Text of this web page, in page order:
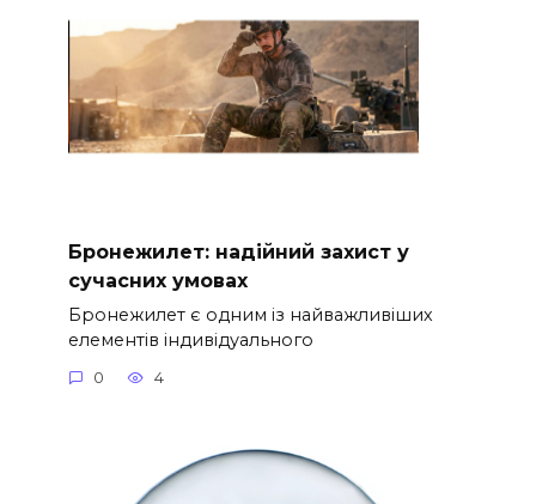
Бронежилет: надійний захист у
сучасних умовах
Бронежилет є одним із найважливіших
елементів індивідуального
0 4